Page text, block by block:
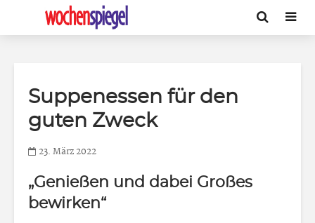
Suppenessen für den
guten Zweck
23. März 2022
„Genießen und dabei Großes
bewirken“